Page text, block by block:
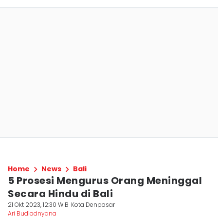
Home News Bali
5 Prosesi Mengurus Orang Meninggal
Secara Hindu di Bali
21 Okt 2023, 12:30 WIB Kota Denpasar
Ari Budiadnyana